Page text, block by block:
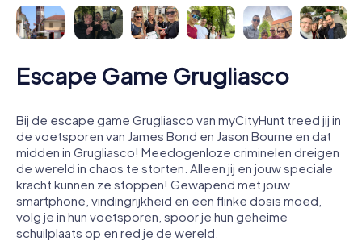
Escape Game Grugliasco
Bij de escape game Grugliasco van myCityHunt treed jij in
de voetsporen van James Bond en Jason Bourne en dat
midden in Grugliasco! Meedogenloze criminelen dreigen
de wereld in chaos te storten. Alleen jij en jouw speciale
kracht kunnen ze stoppen! Gewapend met jouw
smartphone, vindingrijkheid en een flinke dosis moed,
volg je in hun voetsporen, spoor je hun geheime
schuilplaats op en red je de wereld.